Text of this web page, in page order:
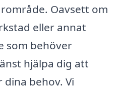
Oavsett om
eller annat
som behöver
hjälpa dig att
behov. Vi